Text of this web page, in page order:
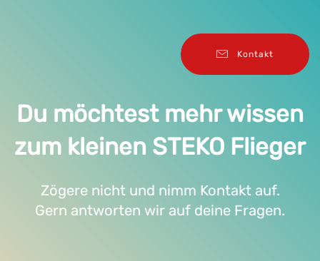
Kontakt
Du möchtest mehr wissen
zum kleinen STEKO Flieger
Zögere nicht und nimm Kontakt auf.
Gern antworten wir auf deine Fragen.